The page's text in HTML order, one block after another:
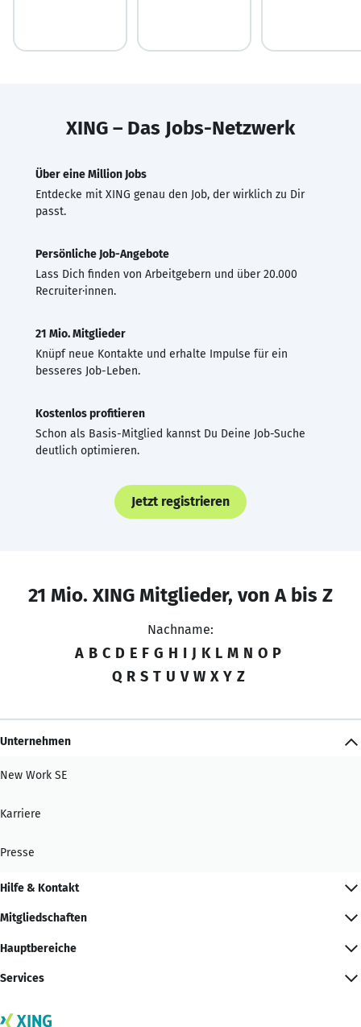
XING – Das Jobs-Netzwerk
Über eine Million Jobs
Entdecke mit XING genau den Job, der wirklich zu Dir
passt.
Persönliche Job-Angebote
Lass Dich finden von Arbeitgebern und über 20.000
Recruiter·innen.
21 Mio. Mitglieder
Knüpf neue Kontakte und erhalte Impulse für ein
besseres Job-Leben.
Kostenlos profitieren
Schon als Basis-Mitglied kannst Du Deine Job-Suche
deutlich optimieren.
Jetzt registrieren
21 Mio. XING Mitglieder, von A bis Z
Nachname:
A B C D E F G H I J K L M N O P
Q R S T U V W X Y Z
Unternehmen
New Work SE
Karriere
Presse
Hilfe & Kontakt
Mitgliedschaften
Hauptbereiche
Services